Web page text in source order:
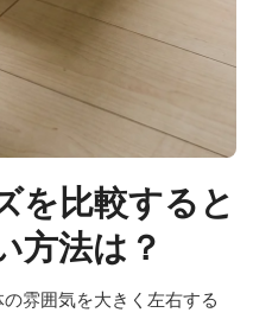
を比較すると
方法は？
雰囲気を大きく左右する